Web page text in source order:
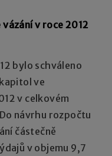
v roce 2012
bylo schváleno
ve
v celkovém
návrhu rozpočtu
částečně
v objemu 9,7